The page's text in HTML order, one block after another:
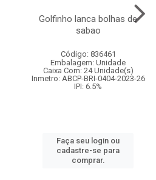
Golfinho lanca bolhas de
sabao
Código: 836461
Embalagem: Unidade
Caixa Com: 24 Unidade(s)
Inmetro: ABCP-BRI-0404-2023-26
IPI: 6.5%
Faça seu login ou
cadastre-se para
comprar.